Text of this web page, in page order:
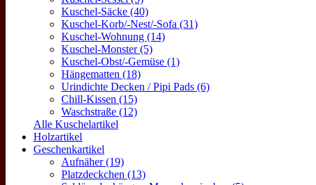
Kuschel-Säcke (40)
Kuschel-Korb/-Nest/-Sofa (31)
Kuschel-Wohnung (14)
Kuschel-Monster (5)
Kuschel-Obst/-Gemüse (1)
Hängematten (18)
Urindichte Decken / Pipi Pads (6)
Chill-Kissen (15)
Waschstraße (12)
Alle Kuschelartikel
Holzartikel
Geschenkartikel
Aufnäher (19)
Platzdeckchen (13)